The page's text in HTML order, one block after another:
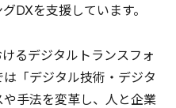
DXを支援しています。
るデジタルトランスフォ
「デジタル技術・デジタ
手法を変革し、人と企業